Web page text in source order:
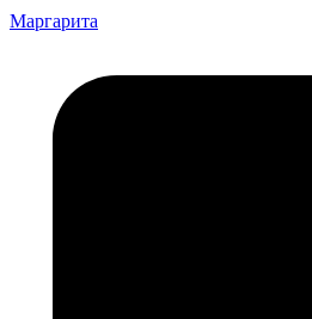
Маргарита